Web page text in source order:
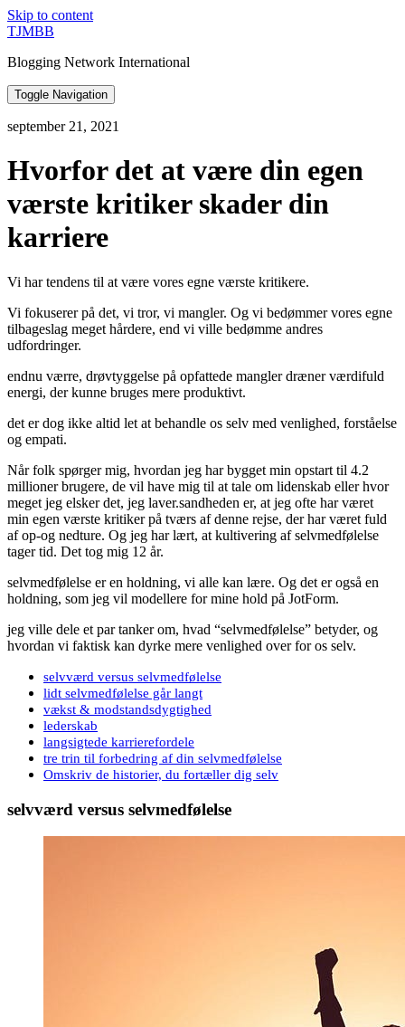
Skip to content
TJMBB
Blogging Network International
Toggle Navigation
september 21, 2021
Hvorfor det at være din egen
værste kritiker skader din
karriere
Vi har tendens til at være vores egne værste kritikere.
Vi fokuserer på det, vi tror, vi mangler. Og vi bedømmer vores egne
tilbageslag meget hårdere, end vi ville bedømme andres
udfordringer.
endnu værre, drøvtyggelse på opfattede mangler dræner værdifuld
energi, der kunne bruges mere produktivt.
det er dog ikke altid let at behandle os selv med venlighed, forståelse
og empati.
Når folk spørger mig, hvordan jeg har bygget min opstart til 4.2
millioner brugere, de vil have mig til at tale om lidenskab eller hvor
meget jeg elsker det, jeg laver.sandheden er, at jeg ofte har været
min egen værste kritiker på tværs af denne rejse, der har været fuld
af op-og nedture. Og jeg har lært, at kultivering af selvmedfølelse
tager tid. Det tog mig 12 år.
selvmedfølelse er en holdning, vi alle kan lære. Og det er også en
holdning, som jeg vil modellere for mine hold på JotForm.
jeg ville dele et par tanker om, hvad “selvmedfølelse” betyder, og
hvordan vi faktisk kan dyrke mere venlighed over for os selv.
selvværd versus selvmedfølelse
lidt selvmedfølelse går langt
vækst & modstandsdygtighed
lederskab
langsigtede karrierefordele
tre trin til forbedring af din selvmedfølelse
Omskriv de historier, du fortæller dig selv
selvværd versus selvmedfølelse